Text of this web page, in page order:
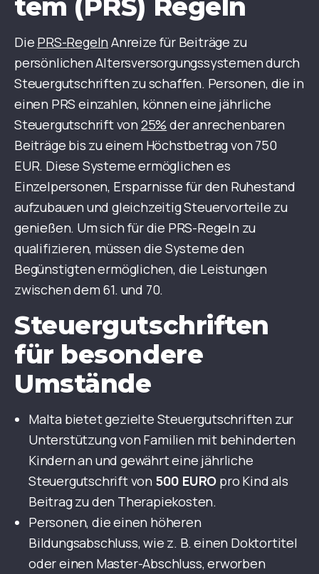
tem (PRS) Regeln
Die PRS-Regeln Anreize für Beiträge zu
persönlichen Altersversorgungssystemen durch
Steuergutschriften zu schaffen. Personen, die in
einen PRS einzahlen, können eine jährliche
Steuergutschrift von 25% der anrechenbaren
Beiträge bis zu einem Höchstbetrag von 750
EUR. Diese Systeme ermöglichen es
Einzelpersonen, Ersparnisse für den Ruhestand
aufzubauen und gleichzeitig Steuervorteile zu
genießen. Um sich für die PRS-Regeln zu
qualifizieren, müssen die Systeme den
Begünstigten ermöglichen, die Leistungen
zwischen dem 61. und 70.
Steuergutschriften
für besondere
Umstände
Malta bietet gezielte Steuergutschriften zur
Unterstützung von Familien mit behinderten
Kindern an und gewährt eine jährliche
Steuergutschrift von 500 EURO pro Kind als
Beitrag zu den Therapiekosten.
Personen, die einen höheren
Bildungsabschluss, wie z. B. einen Doktortitel
oder einen Master-Abschluss, erworben